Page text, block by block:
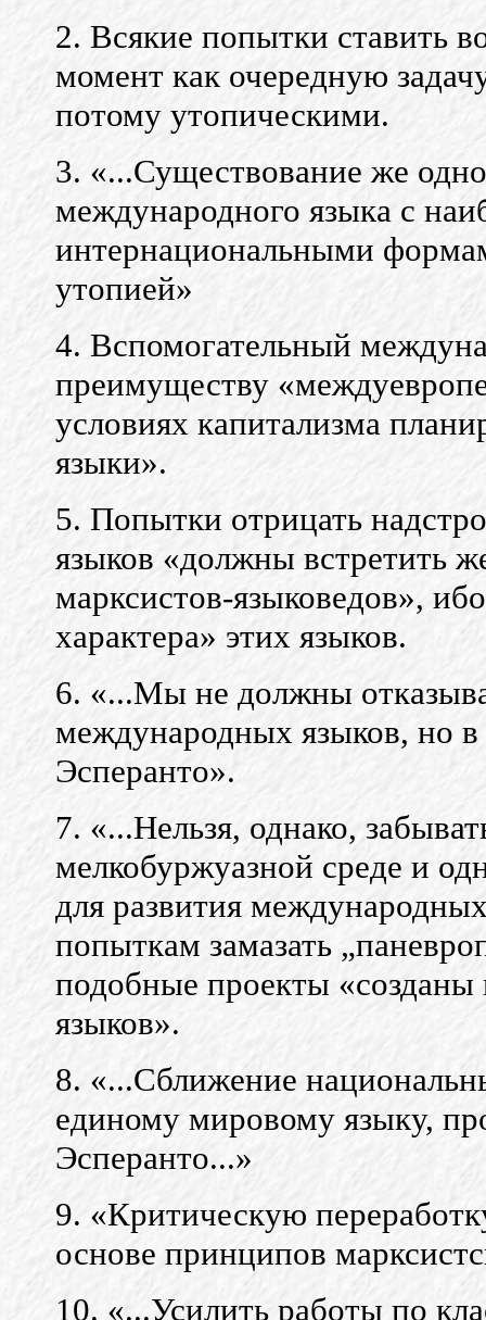
2. Всякие попытки ставить
момент как очередную
потому утопическими.
3. «...Существование же
международного языка с н
интернациональными
утопией»
4. Вспомогательный
преимуществу
условиях капитализма
языки».
5. Попытки отрицать
языков «должны встретить
марксистов-языковедов»,
характера» этих языков.
6. «...Мы не должны
международных языков, но
Эсперанто».
7. «...Нельзя, однако,
мелкобуржуазной среде и
для развития
попыткам замазать
подобные проекты «созданы
языков».
8. «...Сближение
единому мировому языку,
Эсперанто...»
9. «Критическую
основе принципов
10. «...Усилить работы по